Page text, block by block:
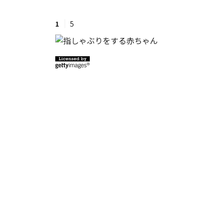
#ワンオペ育児
#渡邊大地の令和的ワーパパ道
1 5